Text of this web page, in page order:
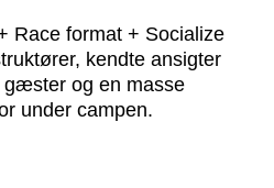
Race format + Socialize
kendte ansigter
gæster og en masse
under campen.